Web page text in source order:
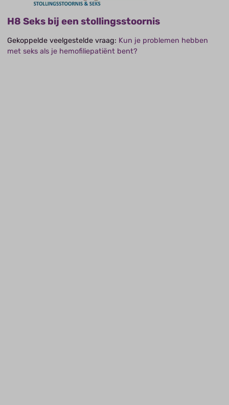
H8 Seks bij een stollingsstoornis
Gekoppelde veelgestelde vraag: Kun je problemen hebben
met seks als je hemofiliepatiënt bent?